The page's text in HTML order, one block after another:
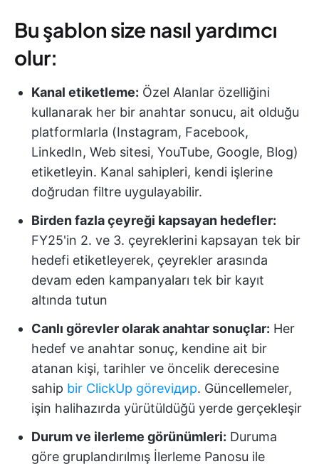
Bu şablon size nasıl yardımcı
olur:
Kanal etiketleme: Özel Alanlar özelliğini
kullanarak her bir anahtar sonucu, ait olduğu
platformlarla (Instagram, Facebook,
LinkedIn, Web sitesi, YouTube, Google, Blog)
etiketleyin. Kanal sahipleri, kendi işlerine
doğrudan filtre uygulayabilir.
Birden fazla çeyreği kapsayan hedefler:
FY25'in 2. ve 3. çeyreklerini kapsayan tek bir
hedefi etiketleyerek, çeyrekler arasında
devam eden kampanyaları tek bir kayıt
altında tutun
Canlı görevler olarak anahtar sonuçlar: Her
hedef ve anahtar sonuç, kendine ait bir
atanan kişi, tarihler ve öncelik derecesine
sahip bir ClickUp göreviдир. Güncellemeler,
işin halihazırda yürütüldüğü yerde gerçekleşir
Durum ve ilerleme görünümleri: Duruma
göre gruplandırılmış İlerleme Panosu ile